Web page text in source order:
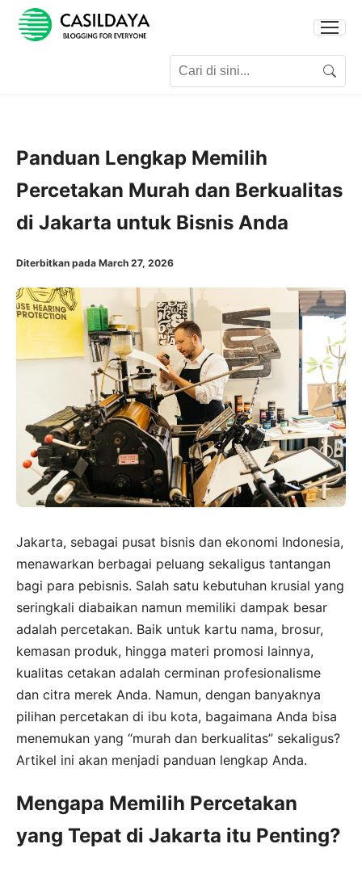
Search
Panduan Lengkap Memilih
Percetakan Murah dan Berkualitas
di Jakarta untuk Bisnis Anda
Diterbitkan pada March 27, 2026
Jakarta, sebagai pusat bisnis dan ekonomi Indonesia,
menawarkan berbagai peluang sekaligus tantangan
bagi para pebisnis. Salah satu kebutuhan krusial yang
seringkali diabaikan namun memiliki dampak besar
adalah percetakan. Baik untuk kartu nama, brosur,
kemasan produk, hingga materi promosi lainnya,
kualitas cetakan adalah cerminan profesionalisme
dan citra merek Anda. Namun, dengan banyaknya
pilihan percetakan di ibu kota, bagaimana Anda bisa
menemukan yang “murah dan berkualitas” sekaligus?
Artikel ini akan menjadi panduan lengkap Anda.
Mengapa Memilih Percetakan
yang Tepat di Jakarta itu Penting?